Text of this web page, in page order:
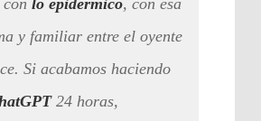
lo epidérmico, con esa
y familiar entre el oyente
Si acabamos haciendo
24 horas,